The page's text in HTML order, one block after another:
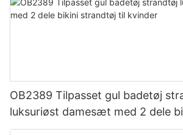
OB2389 Tilpasset gul badetøj
luksuriøst damesæt med 2 dele
kvinder